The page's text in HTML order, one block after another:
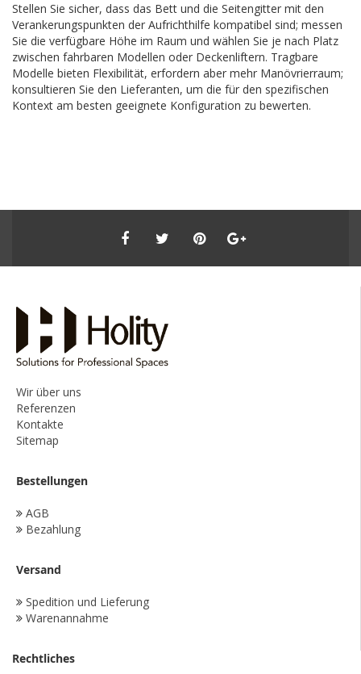
Stellen Sie sicher, dass das Bett und die Seitengitter mit den
Verankerungspunkten der Aufrichthilfe kompatibel sind; messen
Sie die verfügbare Höhe im Raum und wählen Sie je nach Platz
zwischen fahrbaren Modellen oder Deckenliftern. Tragbare
Modelle bieten Flexibilität, erfordern aber mehr Manövrierraum;
konsultieren Sie den Lieferanten, um die für den spezifischen
Kontext am besten geeignete Konfiguration zu bewerten.
Wir über uns
Referenzen
Kontakte
Sitemap
Bestellungen
AGB
Bezahlung
Versand
Spedition und Lieferung
Warenannahme
Rechtliches